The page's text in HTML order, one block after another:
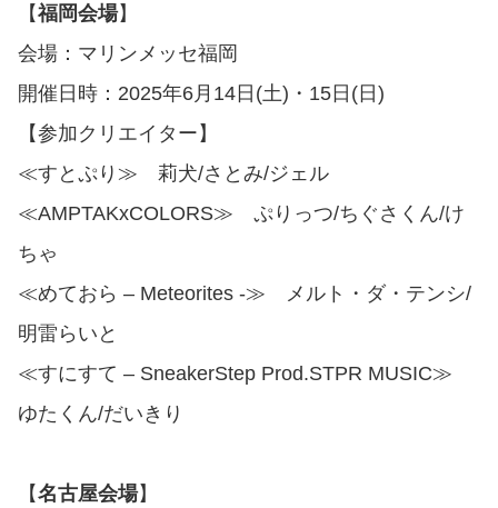
【福岡会場】
会場：マリンメッセ福岡
開催日時：2025年6月14日(土)・15日(日)
【参加クリエイター】
≪すとぷり≫ 莉犬/さとみ/ジェル
≪AMPTAKxCOLORS≫ ぷりっつ/ちぐさくん/け
ちゃ
≪めておら – Meteorites -≫ メルト・ダ・テンシ/
明雷らいと
≪すにすて – SneakerStep Prod.STPR MUSIC≫
ゆたくん/だいきり
【名古屋会場】